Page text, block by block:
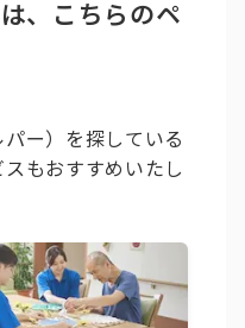
、こちらのペ
ー）を探している
もおすすめいたし